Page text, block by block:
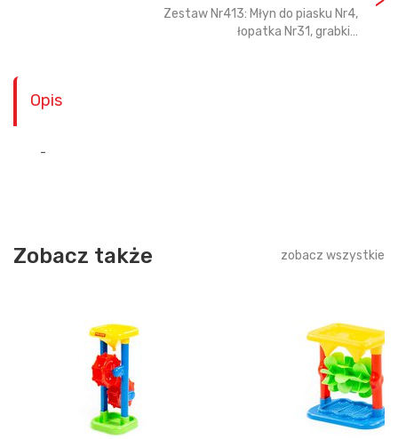
Zestaw Nr413: Młyn do piasku Nr4,
łopatka Nr31, grabki…
Opis
-
Zobacz także zobacz wszystkie